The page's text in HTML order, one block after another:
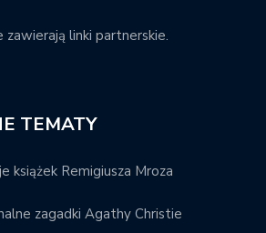
linki partnerskie.
TEMATY
książek Remigiusza Mroza
zagadki Agathy Christie